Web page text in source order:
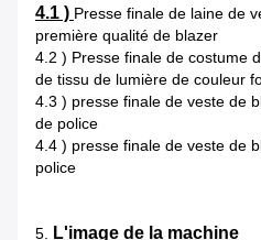
4.1 ) Presse finale de laine de
première qualité de blazer
4.2 ) Presse finale de costume
de tissu de lumière de couleur
4.3 ) presse finale de veste de
de police
4.4 ) presse finale de veste de
police
5. L'image de la machine